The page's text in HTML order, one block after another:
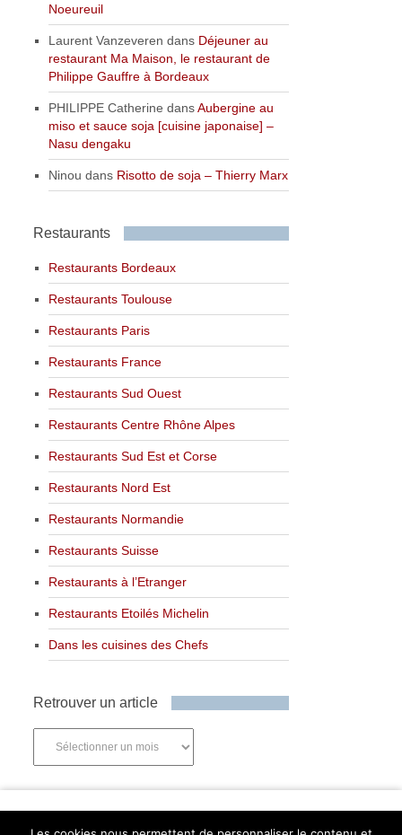
Noeureuil
Laurent Vanzeveren dans Déjeuner au
restaurant Ma Maison, le restaurant de
Philippe Gauffre à Bordeaux
PHILIPPE Catherine dansAubergine au
miso et sauce soja [cuisine japonaise] –
Nasu dengaku
Ninou dans Risotto de soja – Thierry Marx
Restaurants
Restaurants Bordeaux
Restaurants Toulouse
Restaurants Paris
Restaurants France
Restaurants Sud Ouest
Restaurants Centre Rhône Alpes
Restaurants Sud Est et Corse
Restaurants Nord Est
Restaurants Normandie
Restaurants Suisse
Restaurants à l’Etranger
Restaurants Etoilés Michelin
Dans les cuisines des Chefs
Retrouver un article